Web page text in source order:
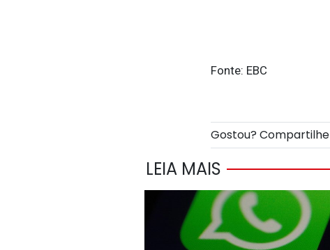
Fonte: EBC
Gostou? Compartilhe
LEIA MAIS